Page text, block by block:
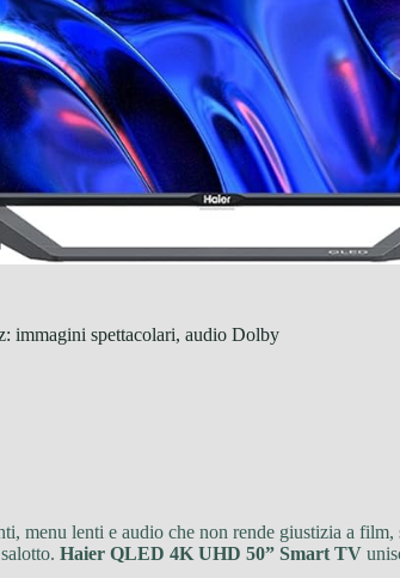
immagini spettacolari, audio Dolby
menu lenti e audio che non rende giustizia a
Haier QLED 4K UHD 50” Smart TV